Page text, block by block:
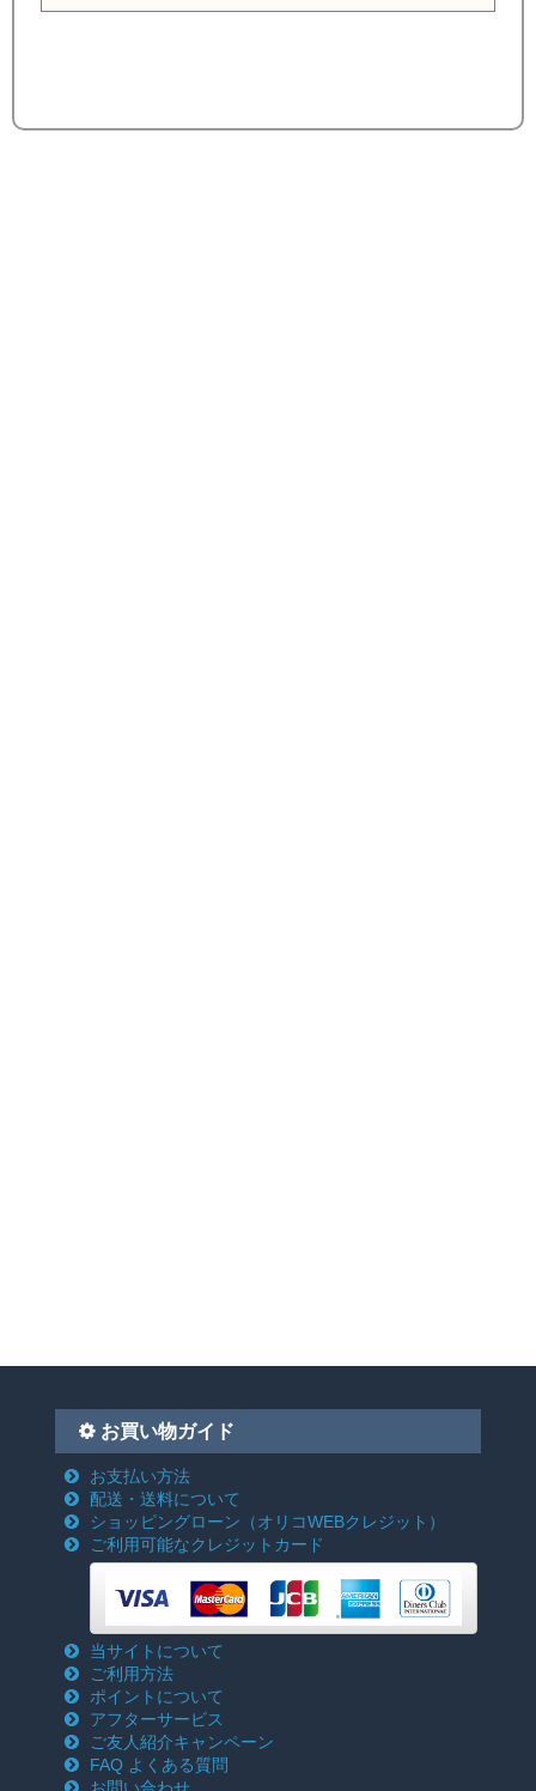
お買い物ガイド
お支払い方法
配送・送料について
ショッピングローン （オリコWEBクレジット）
ご利用可能なクレジットカード
当サイトについて
ご利用方法
ポイントについて
アフターサービス
ご友人紹介キャンペーン
FAQ よくある質問